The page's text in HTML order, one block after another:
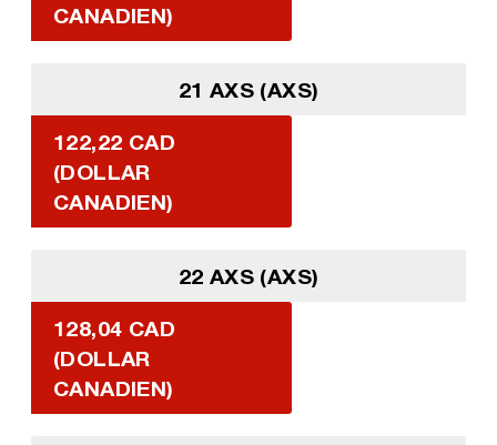
CANADIEN)
21 AXS (AXS)
122,22 CAD
(DOLLAR
CANADIEN)
22 AXS (AXS)
128,04 CAD
(DOLLAR
CANADIEN)